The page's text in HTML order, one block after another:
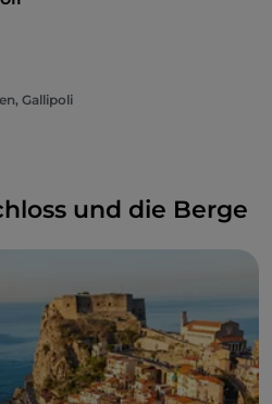
Gallipoli
und die Berge